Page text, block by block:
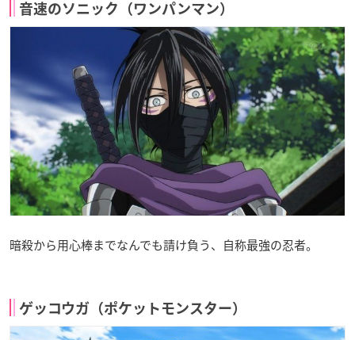
音速のソニック（ワンパンマン）
暗殺から用心棒までなんでも請け負う、自称最強の忍者。
ゲッコウガ（ポケットモンスター）